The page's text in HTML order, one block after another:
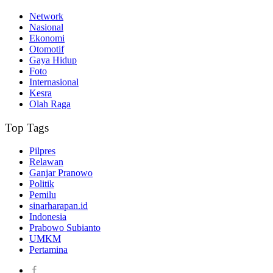
Network
Nasional
Ekonomi
Otomotif
Gaya Hidup
Foto
Internasional
Kesra
Olah Raga
Top Tags
Pilpres
Relawan
Ganjar Pranowo
Politik
Pemilu
sinarharapan.id
Indonesia
Prabowo Subianto
UMKM
Pertamina